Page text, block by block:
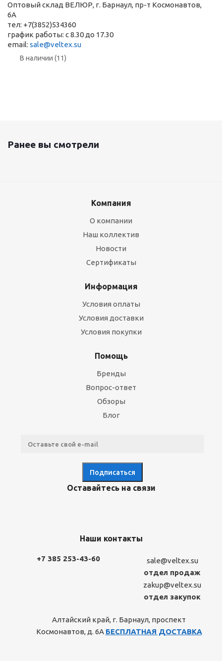
Оптовый склад ВЕЛЮР, г. Барнаул, пр-т Космонавтов,
6А
тел: +7(3852)534360
график работы: с 8.30 до 17.30
email: sale@veltex.su
В наличии (11)
Ранее вы смотрели
Компания
О компании
Наш коллектив
Новости
Сертификаты
Информация
Условия оплаты
Условия доставки
Условия покупки
Помощь
Бренды
Вопрос-ответ
Обзоры
Блог
Оставайтесь на связи
Наши контакты
+7 385 253-43-60
sale@veltex.su
отдел продаж
zakup@veltex.su
отдел закупок
Алтайский край, г. Барнаул, проспект
Космонавтов, д. 6А БЕСПЛАТНАЯ ДОСТАВКА